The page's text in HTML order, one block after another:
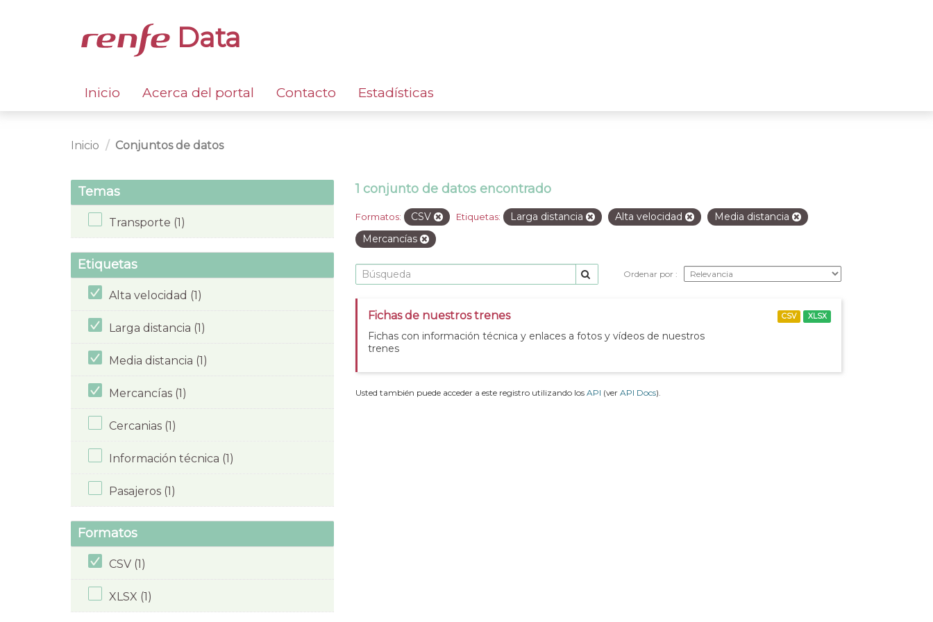
Data
Inicio Acerca del portal Contacto Estadísticas
Inicio Conjuntos de datos
Temas
Transporte (1)
Etiquetas
Alta velocidad (1)
Larga distancia (1)
Media distancia (1)
Mercancías (1)
Cercanias (1)
Información técnica (1)
Pasajeros (1)
Formatos
CSV (1)
XLSX (1)
1 conjunto de datos encontrado
Formatos: CSV Etiquetas: Larga distancia Alta velocidad
Media distancia
Mercancías
Ordenar por
Fichas de nuestros trenes
Fichas con información técnica y enlaces a fotos y vídeos de nuestros
trenes
CSV XLSX
Usted también puede acceder a este registro utilizando los API (ver API Docs).